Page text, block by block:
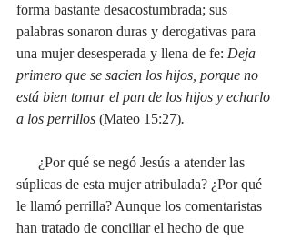
forma bastante desacostumbrada; sus
palabras sonaron duras y derogativas para
una mujer desesperada y llena de fe: Deja
primero que se sacien los hijos, porque no
está bien tomar el pan de los hijos y echarlo
a los perrillos (Mateo 15:27).
súplicas de esta mujer atribulada? ¿Por qué
le llamó perrilla? Aunque los comentaristas
han tratado de conciliar el hecho de que